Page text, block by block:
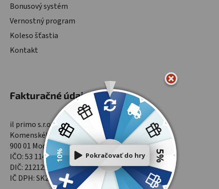
Bonusový systém
Vernostný program
Koleso šťastia
Kontakt
Fakturačné údaje
il primo s.r.o.
Komenského 1565/9
900 01 Modra
IČO: 53 114 701
DIČ: 2121299961
IČ DPH: SK2121299961